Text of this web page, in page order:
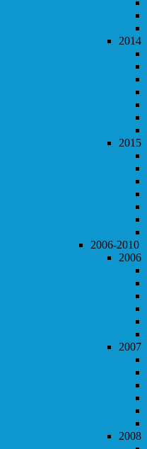
2014
2015
2006-2010
2006
2007
2008